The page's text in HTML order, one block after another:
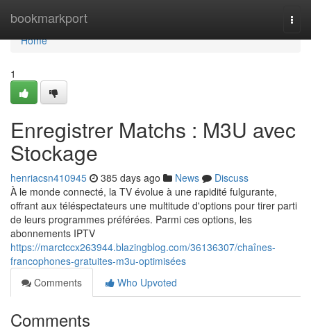
bookmarkport
Home
Home
1
Enregistrer Matchs : M3U avec
Stockage
henriacsn410945 385 days ago News
Discuss
À le monde connecté, la TV évolue à une rapidité fulgurante,
offrant aux téléspectateurs une multitude d'options pour tirer parti
de leurs programmes préférées. Parmi ces options, les
abonnements IPTV
https://marctccx263944.blazingblog.com/36136307/chaînes-
francophones-gratuites-m3u-optimisées
Comments
Who Upvoted
Comments